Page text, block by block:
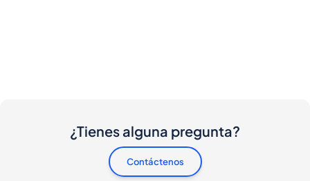
¿Tienes alguna pregunta?
Contáctenos